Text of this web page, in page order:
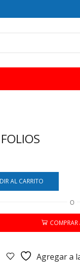
AL CARRITO
O
COMPRAR
Agregar a